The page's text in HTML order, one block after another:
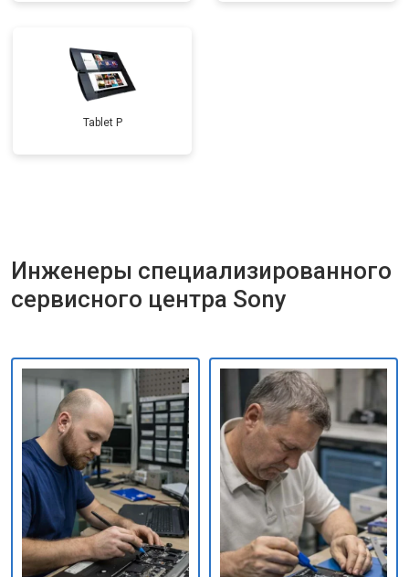
Tablet P
Инженеры специализированного
сервисного центра Sony